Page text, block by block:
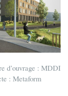
d’ouvrage : MDDI
: Metaform